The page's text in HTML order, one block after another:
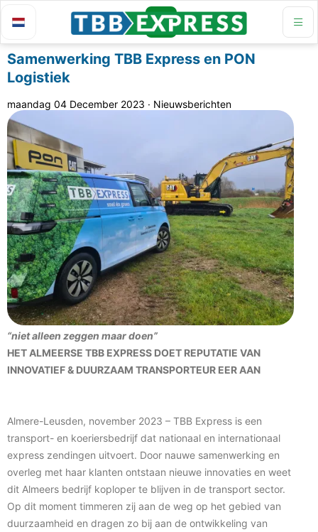
Samenwerking TBB Express en PON
Logistiek
maandag 04 December 2023 · Nieuwsberichten
“niet alleen zeggen maar doen”
HET ALMEERSE TBB EXPRESS DOET REPUTATIE VAN
INNOVATIEF & DUURZAAM TRANSPORTEUR EER AAN
Almere-Leusden, november 2023 – TBB Express is een
transport- en koeriersbedrijf dat nationaal en internationaal
express zendingen uitvoert. Door nauwe samenwerking en
overleg met haar klanten ontstaan nieuwe innovaties en weet
dit Almeers bedrijf koploper te blijven in de transport sector.
Op dit moment timmeren zij aan de weg op het gebied van
duurzaamheid en dragen zo bij aan de ontwikkeling van